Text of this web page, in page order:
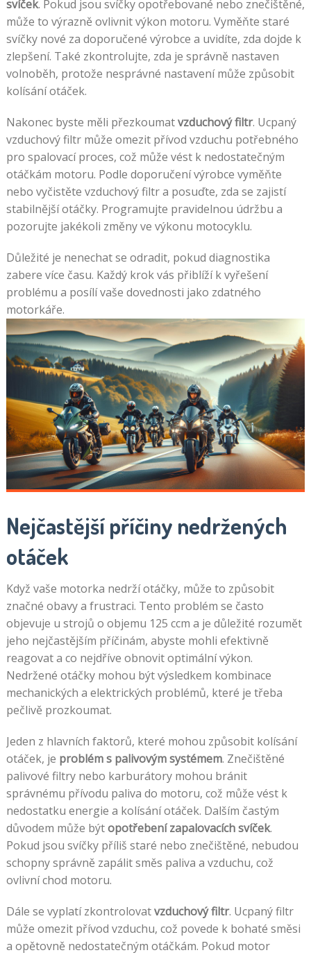
svíček. Pokud jsou svíčky opotřebované nebo znečištěné,
může to výrazně ovlivnit výkon motoru. Vyměňte staré
svíčky nové za doporučené výrobce a uvidíte, zda dojde k
zlepšení. Také zkontrolujte, zda je správně nastaven
volnoběh, protože nesprávné nastavení může způsobit
kolísání otáček.
Nakonec byste měli přezkoumatvzduchový filtr. Ucpaný
vzduchový filtr může omezit přívod vzduchu potřebného
pro spalovací proces, což může vést k nedostatečným
otáčkám motoru. Podle doporučení výrobce vyměňte
nebo vyčistěte vzduchový filtr a posuďte, zda se zajistí
stabilnější otáčky. Programujte pravidelnou údržbu a
pozorujte jakékoli změny ve výkonu motocyklu.
Důležité je nenechat se odradit, pokud diagnostika
zabere více času. Každý krok vás přiblíží k vyřešení
problému a posílí vaše dovednosti jako zdatného
motorkáře.
Nejčastější příčiny nedržených
otáček
Když vaše motorka nedrží otáčky, může to způsobit
značné obavy a frustraci. Tento problém se často
objevuje u strojů o objemu 125 ccm a je důležité rozumět
jeho nejčastějším příčinám, abyste mohli efektivně
reagovat a co nejdříve obnovit optimální výkon.
Nedržené otáčky mohou být výsledkem kombinace
mechanických a elektrických problémů, které je třeba
pečlivě prozkoumat.
Jeden z hlavních faktorů, které mohou způsobit kolísání
otáček, je problém s palivovým systémem. Znečištěné
palivové filtry nebo karburátory mohou bránit
správnému přívodu paliva do motoru, což může vést k
nedostatku energie a kolísání otáček. Dalším častým
důvodem může býtopotřebení zapalovacích svíček.
Pokud jsou svíčky příliš staré nebo znečištěné, nebudou
schopny správně zapálit směs paliva a vzduchu, což
ovlivní chod motoru.
Dále se vyplatí zkontrolovatvzduchový filtr. Ucpaný filtr
může omezit přívod vzduchu, což povede k bohaté směsi
a opětovně nedostatečným otáčkám. Pokud motor